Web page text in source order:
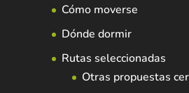
Cómo moverse
Dónde dormir
Rutas seleccionadas
Otras propuestas